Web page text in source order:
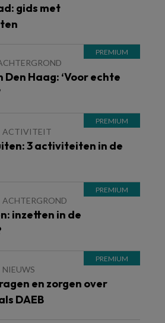
gids met
Den Haag: ‘Voor echte
ACTIVITEIT
3 activiteiten in de
ACHTERGROND
inzetten in de
NIEUWS
en zorgen over
DAEB